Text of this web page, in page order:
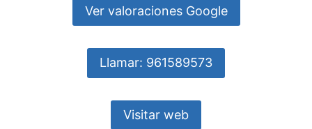
Ver valoraciones Google
Llamar: 961589573
Visitar web